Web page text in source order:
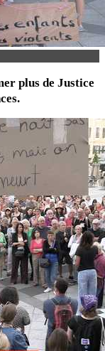
plus de Justice